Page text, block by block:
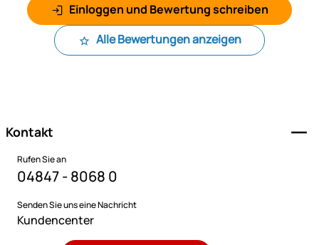
Einloggen und Bewertung schreiben
Alle Bewertungen anzeigen
Kontakt
Rufen Sie an
04847 - 8068 0
Senden Sie uns eine Nachricht
Kundencenter